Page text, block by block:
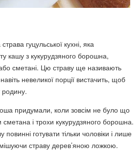
гуцульської кухні, яка
кашу з кукурудзяного борошна,
сметані. Цю страву ще називають
невеликої порції вистачить, щоб
родину.
придумали, коли зовсім не було що
сметана і трохи кукурудзяного борошна.
повинні готувати тільки чоловіки і лише
страву дерев’яною ложкою.